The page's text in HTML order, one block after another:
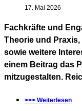
17. Mai 2026
Fachkräfte und
Theorie und
sowie weitere
einem Beitrag das
mitzugestalten.
>>> Weiterlesen